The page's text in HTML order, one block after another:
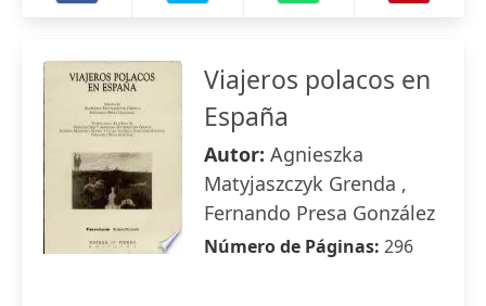
Viajeros polacos en
España
Autor: Agnieszka
Matyjaszczyk Grenda ,
Fernando Presa González
Número de Páginas: 296